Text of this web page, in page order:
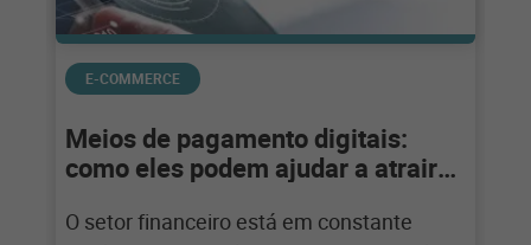
E-COMMERCE
Meios de pagamento digitais:
como eles podem ajudar a atrair
O setor financeiro está em constante